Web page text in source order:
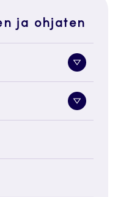
ja ohjaten
painike
painike